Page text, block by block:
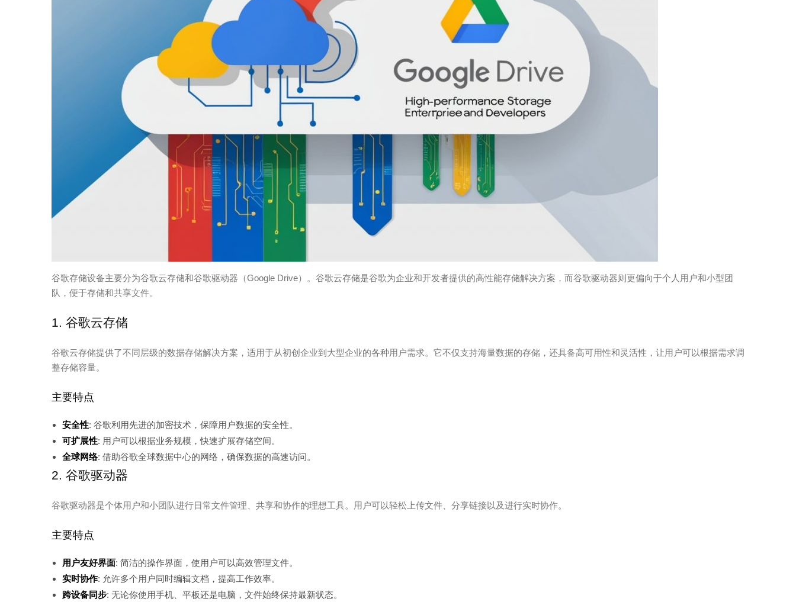
谷歌存储设备主要分为谷歌云存储和谷歌驱动器（Google Drive）。谷歌云存储是谷歌为企业和开发者提供的高性能存储解决方案，而谷歌驱动器则更偏向于个人用户和小型团
队，便于存储和共享文件。
1. 谷歌云存储
谷歌云存储提供了不同层级的数据存储解决方案，适用于从初创企业到大型企业的各种用户需求。它不仅支持海量数据的存储，还具备高可用性和灵活性，让用户可以根据需求调
整存储容量。
主要特点
安全性: 谷歌利用先进的加密技术，保障用户数据的安全性。
可扩展性: 用户可以根据业务规模，快速扩展存储空间。
全球网络: 借助谷歌全球数据中心的网络，确保数据的高速访问。
2. 谷歌驱动器
谷歌驱动器是个体用户和小团队进行日常文件管理、共享和协作的理想工具。用户可以轻松上传文件、分享链接以及进行实时协作。
主要特点
用户友好界面: 简洁的操作界面，使用户可以高效管理文件。
实时协作: 允许多个用户同时编辑文档，提高工作效率。
跨设备同步: 无论你使用手机、平板还是电脑，文件始终保持最新状态。